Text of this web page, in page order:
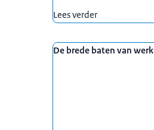
Lees verder
De brede baten van werk